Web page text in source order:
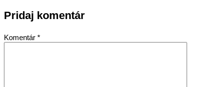
Pridaj komentár
Komentár *